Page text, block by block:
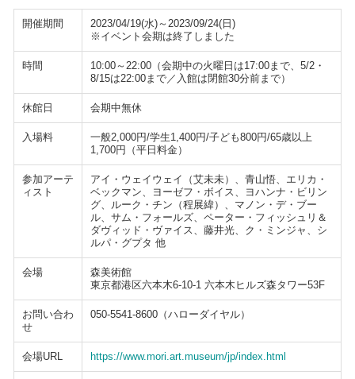
開催期間
2023/04/19(水)～2023/09/24(日)
※イベント会期は終了しました
時間
10:00～22:00（会期中の火曜日は17:00まで、5/2・
8/15は22:00まで／入館は閉館30分前まで）
休館日 会期中無休
入場料
一般2,000円/学生1,400円/子ども800円/65歳以上
1,700円（平日料金）
参加アーテ
ィスト
アイ・ウェイウェイ（艾未未）、青山悟、エリカ・
ベックマン、ヨーゼフ・ボイス、ヨハンナ・ビリン
グ、ルーク・チン（程展緯）、マノン・デ・ブー
ル、サム・フォールズ、ペーター・フィッシュリ＆
ダヴィッド・ヴァイス、藤井光、ク・ミンジャ、シ
ルパ・グプタ 他
会場
森美術館
東京都港区六本木6-10-1 六本木ヒルズ森タワー53F
お問い合わ
せ
050-5541-8600（ハローダイヤル）
会場URL https://www.mori.art.museum/jp/index.html